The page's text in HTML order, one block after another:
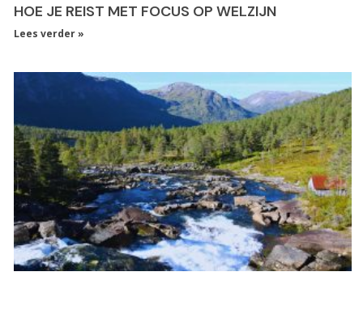
HOE JE REIST MET FOCUS OP WELZIJN
Lees verder »